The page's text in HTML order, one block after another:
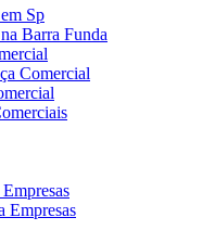
Sp
Barra Funda
Comercial
Empresas